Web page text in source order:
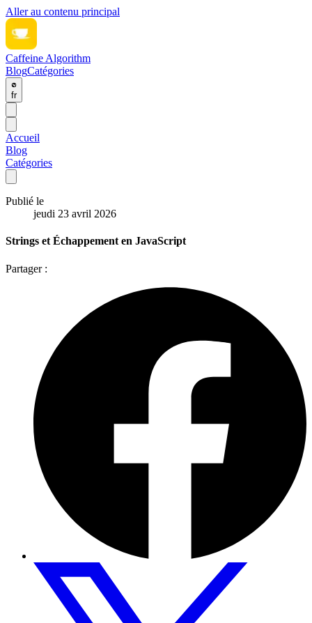
Aller au contenu principal
Caffeine Algorithm
BlogCatégories
fr
Accueil
Blog
Catégories
Publié le
jeudi 23 avril 2026
Strings et Échappement en JavaScript
Partager :